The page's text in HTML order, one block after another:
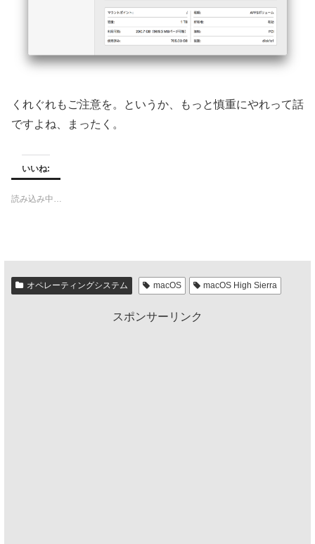
くれぐれもご注意を。というか、もっと慎重にやれって話
ですよね、まったく。
いいね:
読み込み中…
オペレーティングシステム macOS macOS High Sierra
スポンサーリンク